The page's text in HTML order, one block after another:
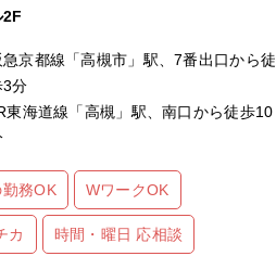
2F
急京都線「高槻市」駅、7番出口から徒
3分
東海道線「高槻」駅、南口から徒歩10
務OK WワークOK
カ 時間・曜日 応相談